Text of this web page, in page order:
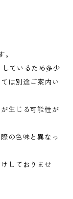
しているため多少
は別途ご案内い
生じる可能性が
の色味と異なっ
しておりませ